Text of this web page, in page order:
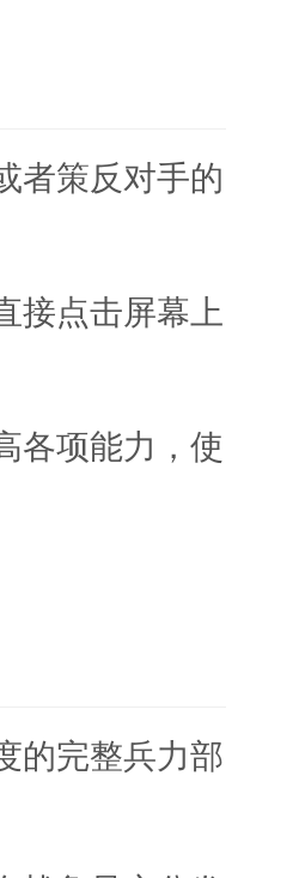
者策反对手的
接点击屏幕上
各项能力，使
的完整兵力部